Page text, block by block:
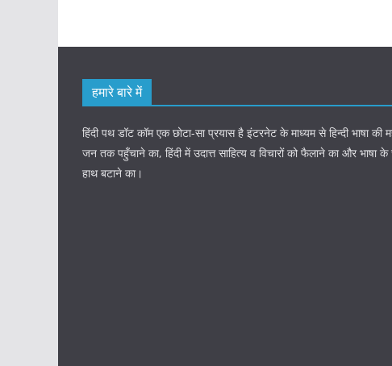
हमारे बारे में
हिंदी पथ डॉट कॉम एक छोटा-सा प्रयास है इंटरनेट के माध्यम से हिन्दी भाषा
जन तक पहुँचाने का, हिंदी में उदात्त साहित्य व विचारों को फैलाने का और भाषा
हाथ बटाने का।